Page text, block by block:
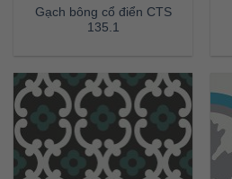
Gạch bông cổ điển CTS
135.1